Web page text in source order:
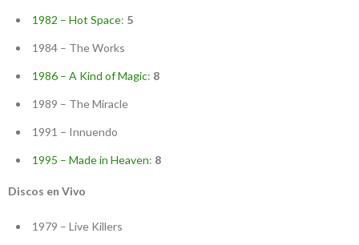
1982 – Hot Space: 5
1984 – The Works
1986 – A Kind of Magic: 8
1989 – The Miracle
1991 – Innuendo
1995 – Made in Heaven: 8
Discos en Vivo
1979 – Live Killers